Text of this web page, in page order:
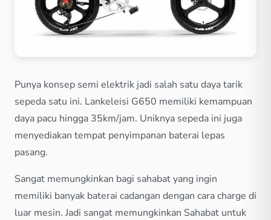
Punya konsep semi elektrik jadi salah satu daya tarik
sepeda satu ini. Lankeleisi G650 memiliki kemampuan
daya pacu hingga 35km/jam. Uniknya sepeda ini juga
menyediakan tempat penyimpanan baterai lepas
pasang.
Sangat memungkinkan bagi sahabat yang ingin
memiliki banyak baterai cadangan dengan cara charge di
luar mesin. Jadi sangat memungkinkan Sahabat untuk